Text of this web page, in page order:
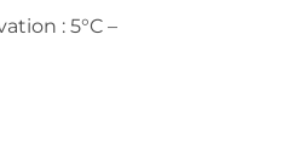
: 5°C –